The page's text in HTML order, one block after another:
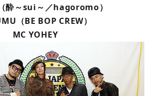
酔～sui～／hagoromo）
（BE BOP CREW）
MC YOHEY